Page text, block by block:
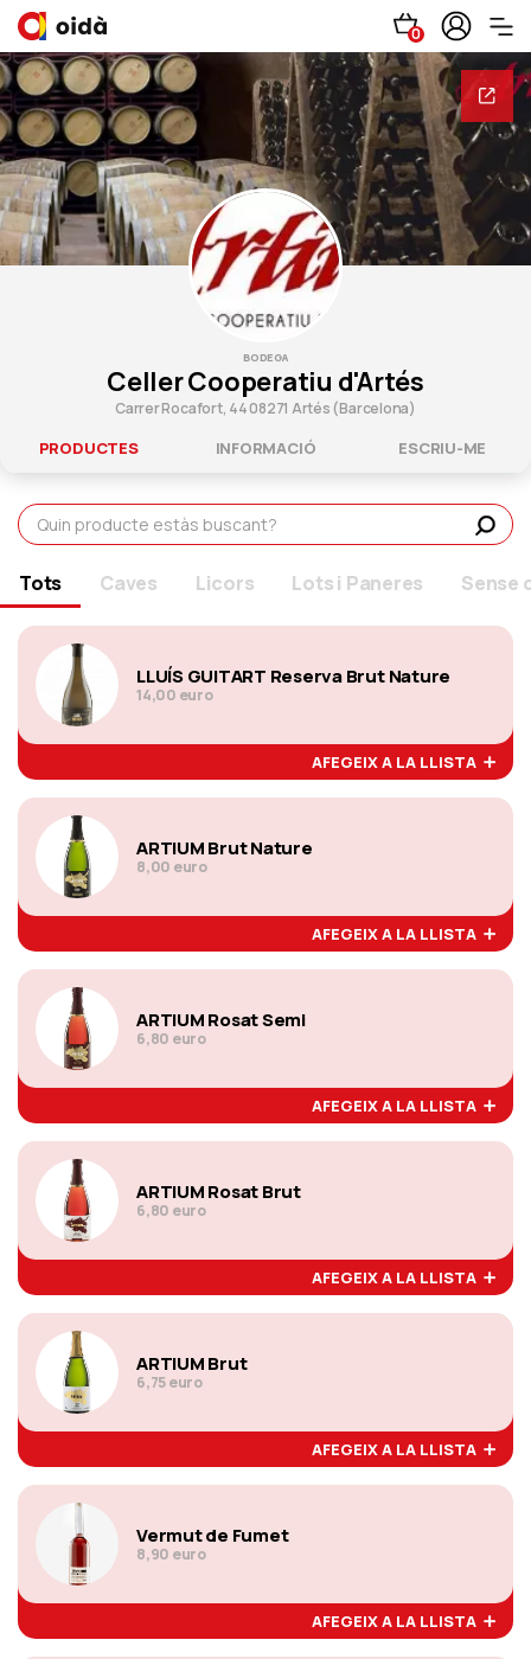
0
BODEGA
Celler Cooperatiu d'Artés
Carrer Rocafort, 44 08271 Artés (Barcelona)
PRODUCTES INFORMACIÓ ESCRIU-ME
Tots Caves Licors Lots i Paneres Sense
LLUÍS GUITART Reserva Brut Nature
14,00 euro
AFEGEIX A LA LLISTA
ARTIUM Brut Nature
8,00 euro
AFEGEIX A LA LLISTA
ARTIUM Rosat Semi
6,80 euro
AFEGEIX A LA LLISTA
ARTIUM Rosat Brut
6,80 euro
AFEGEIX A LA LLISTA
ARTIUM Brut
6,75 euro
AFEGEIX A LA LLISTA
Vermut de Fumet
8,90 euro
AFEGEIX A LA LLISTA